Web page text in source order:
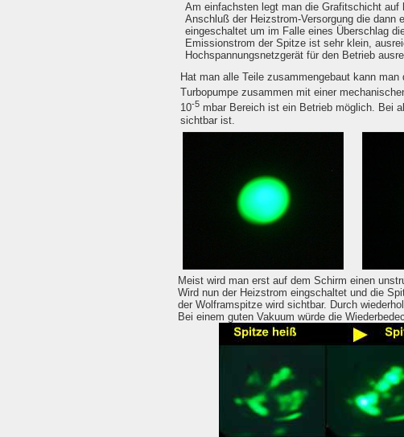
Am einfachsten legt man die Grafitschicht
Anschluß der Heizstrom-Versorgung die dann
eingeschaltet um im Falle eines Überschlag
Emissionstrom der Spitze ist sehr klein,
Hochspannungsnetzgerät für den Betrieb
Hat man alle Teile zusammengebaut kann
Turbopumpe zusammen mit einer
10-5mbar Bereich ist ein Betrieb möglich. Bei
sichtbar ist.
Meist wird man erst auf dem Schirm einen
Wird nun der Heizstrom eingschaltet und die
der Wolframspitze wird sichtbar. Durch
Bei einem guten Vakuum würde die